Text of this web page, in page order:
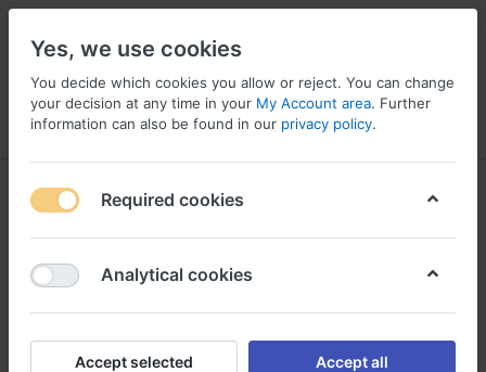
Menu Log in Compare Wishlist
flavoxate sans ordonnance
flavoxate sans ordonnance prix
homme
Yes, we use cookies
You decide which cookies you allow or reject. You can change
your decision at any time in your My Account area. Further
information can also be found in our privacy policy.
Required cookies
Analytical cookies
Accept selected Accept all